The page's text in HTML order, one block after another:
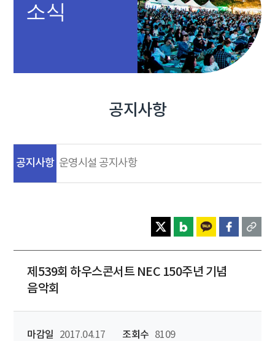
소식
공지사항
공지사항 운영시설 공지사항
제539회 하우스콘서트 NEC 150주년 기념
음악회
마감일 2017.04.17 조회수
8109